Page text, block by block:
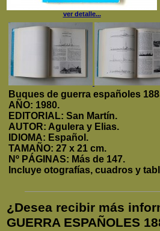
ver detalle...
Buques de guerra españoles
AÑO: 1980.
EDITORIAL: San Martín.
AUTOR: Agulera y Elias.
IDIOMA: Español.
TAMAÑO: 27 x 21 cm.
Nº PÁGINAS: Más de 147.
Incluye otografías, cuadros y
¿Desea recibir más
GUERRA ESPAÑOLES